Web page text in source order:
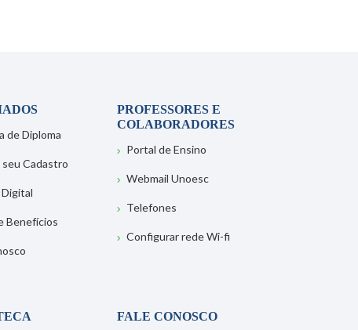
de Diploma
Cadastro
Benefícios
PROFESSORES E
COLABORADORES
Portal de Ensino
Webmail Unoesc
Telefones
Configurar rede Wi-fi
FALE CONOSCO